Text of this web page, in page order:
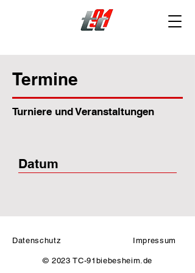
Termine
Turniere und Veranstaltungen
Datum
Datenschutz Impressum
© 2023 TC-91biebesheim.de